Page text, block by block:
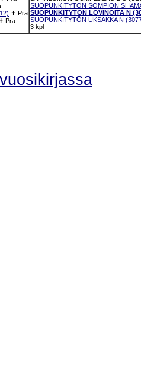
✝ Pra
Pra
SUOPUNKITYTÖN SOMPION
SUOPUNKITYTÖN LOVINOITA N
SUOPUNKITYTÖN UKSAKKA N
3 kpl